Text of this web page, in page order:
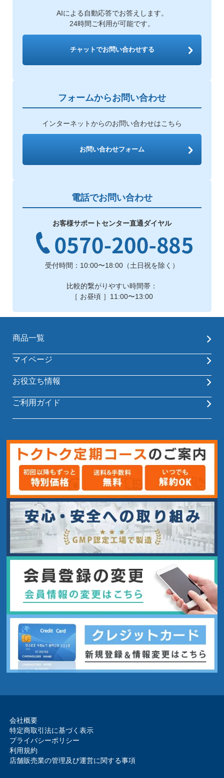
AIによる自動応答でお答えします。
24時間ご利用が可能です。
チャットでお問い合わせする
フォームからお問い合わせ
インターネットからのお問い合わせはこちら
お問い合わせフォーム
電話でお問い合わせ
お客様サポートセンター直通ダイヤル
受付時間：10:00〜18:00（土日祝を除く）
比較的繋がりやすい時間帯：
［ お昼頃 ］11:00〜13:00
商品一覧
マイページ
お役立ち情報
ご利用ガイド
会社概要
特定商取引法に基づく表示
プライバシーポリシー
利用規約
店舗販売業の管理及び運営に関する事項